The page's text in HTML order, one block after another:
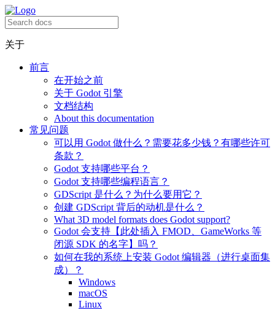
关于
前言
在开始之前
关于 Godot 引擎
文档结构
About this documentation
常见问题
可以用 Godot 做什么？需要花多少钱？有哪些许可
条款？
Godot 支持哪些平台？
Godot 支持哪些编程语言？
GDScript 是什么？为什么要用它？
创建 GDScript 背后的动机是什么？
What 3D model formats does Godot support?
Godot 会支持【此处插入 FMOD、GameWorks 等
闭源 SDK 的名字】吗？
如何在我的系统上安装 Godot 编辑器（进行桌面集
成）？
Windows
macOS
Linux